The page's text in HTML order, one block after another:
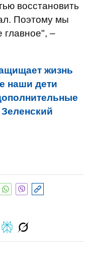
восстановить
Поэтому мы
главное", –
жизнь
наши дети